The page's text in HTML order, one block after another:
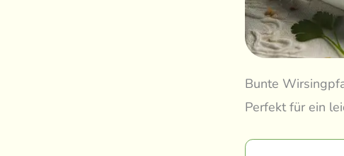
Bunte
Perfekt für ein